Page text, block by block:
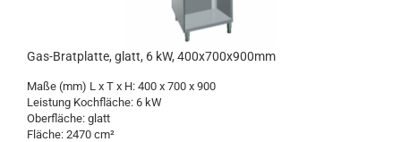
Gas-Bratplatte, glatt, 6 kW, 400x700x900mm
Maße (mm) L x T x H: 400 x 700 x 900
Leistung Kochfläche: 6 kW
Oberfläche: glatt
Fläche: 2470 cm²